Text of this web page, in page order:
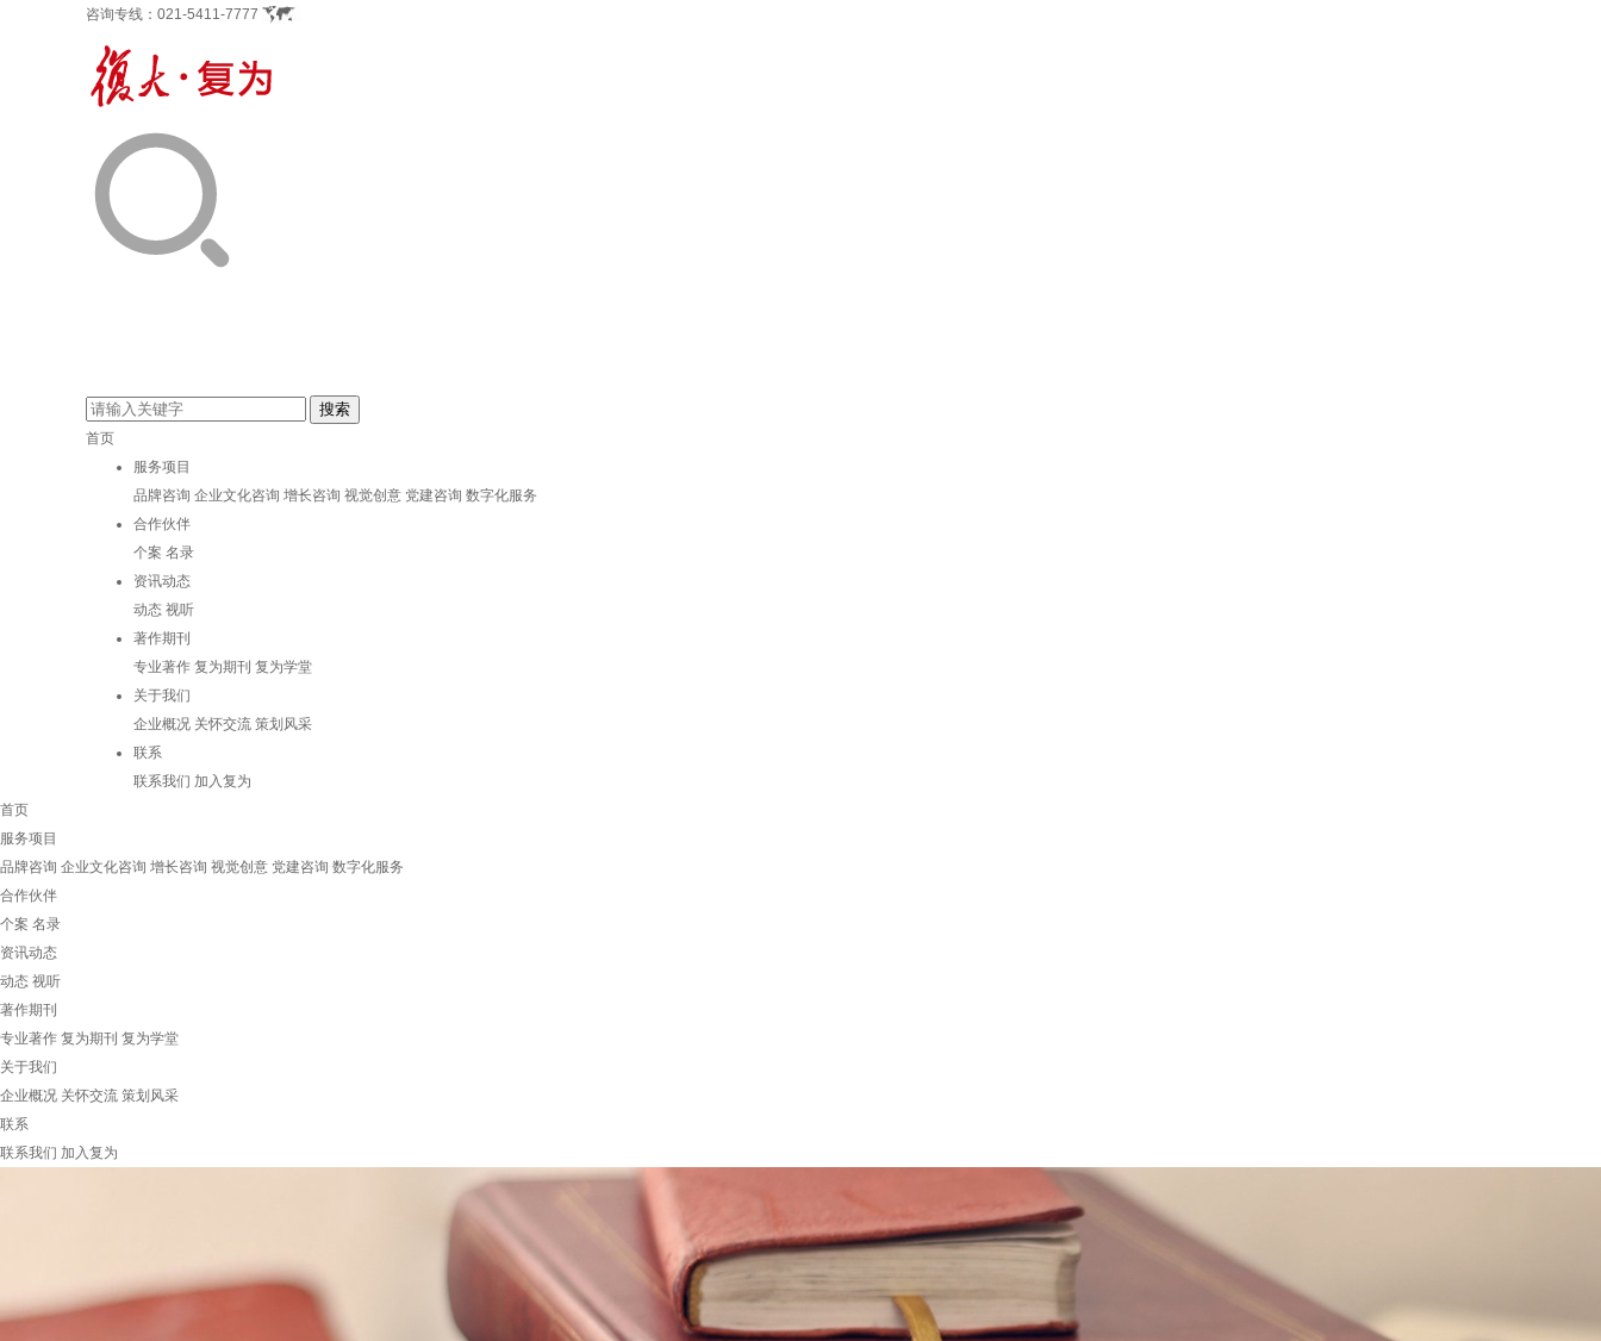
咨询专线： 021-5411-7777
首页
服务项目
品牌咨询 企业文化咨询 增长咨询 视觉创意 党建咨询 数字化服务
合作伙伴
个案 名录
资讯动态
动态 视听
著作期刊
专业著作 复为期刊 复为学堂
关于我们
企业概况 关怀交流 策划风采
联系
联系我们 加入复为
首页
服务项目
品牌咨询 企业文化咨询 增长咨询 视觉创意 党建咨询 数字化服务
合作伙伴
个案 名录
资讯动态
动态 视听
著作期刊
专业著作 复为期刊 复为学堂
关于我们
企业概况 关怀交流 策划风采
联系
联系我们 加入复为